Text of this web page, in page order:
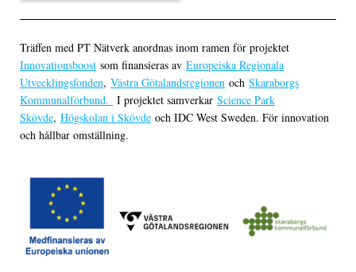
Träffen med PT Nätverk anordnas inom ramen för projektet
Innovationsboost som finansieras av Europeiska Regionala
Utvecklingsfonden, Västra Götalandsregionen och Skaraborgs
Kommunalförbund. I projektet samverkar Science Park
Skövde, Högskolan i Skövde och IDC West Sweden. För innovation
och hållbar omställning.